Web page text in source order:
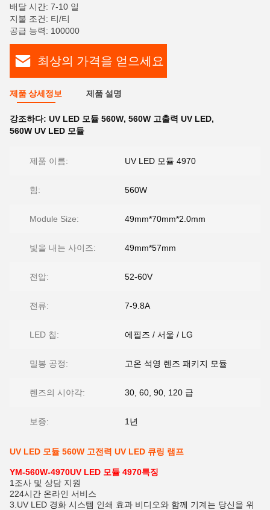
배달 시간: 7-10 일
지불 조건: 티/티
공급 능력: 100000
최상의 가격을 얻으세요
제품 상세정보 제품 설명
강조하다: UV LED 모듈 560W, 560W 고출력 UV LED,
560W UV LED 모듈
제품 이름: UV LED 모듈 4970
힘: 560W
Module Size: 49mm*70mm*2.0mm
빛을 내는 사이즈: 49mm*57mm
전압: 52-60V
전류: 7-9.8A
LED 칩: 에필즈 / 서울 / LG
밀봉 공정: 고온 석영 렌즈 패키지 모듈
렌즈의 시야각: 30, 60, 90, 120 급
보증: 1년
UV LED 모듈 560W 고전력 UV LED 큐링 램프
YM-560W-4970UV LED 모듈 4970특징
1조사 및 상담 지원
224시간 온라인 서비스
3.UV LED 경화 시스템 인쇄 효과 비디오와 함께 기계는 당신을 위